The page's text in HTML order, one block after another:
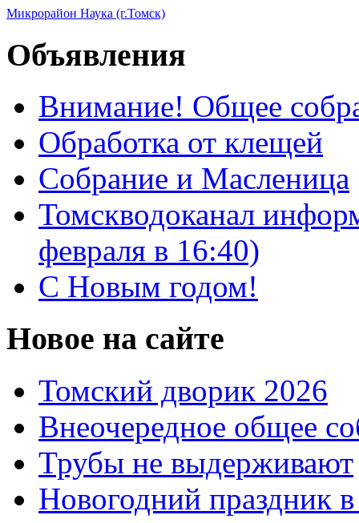
Микрорайон Наука (г.Томск)
Объявления
Внимание! Общее
Обработка от клещей
Собрание и Масленица
Томскводоканал
февраля в 16:40)
С Новым годом!
Новое на сайте
Томский дворик 2026
Внеочередное общее
Трубы не выдерживают
Новогодний праздник